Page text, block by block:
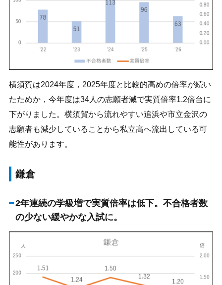
横須賀は2024年度，2025年度と比較的高めの倍率が続い
たためか，今年度は34人の志願者減で実質倍率1.2倍台に
下がりました。横須賀から流れやすい追浜や市立金沢の
志願者も減少していることから私立高へ流出している可
能性があります。
鎌倉
2年連続の学級増で実質倍率は低下。不合格者数
の少ない緩やかな入試に。